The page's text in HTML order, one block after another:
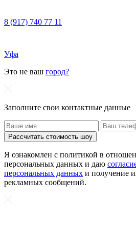
8 (917) 740 77 11
Уфа
Это не ваш город?
Заполните свои контактные данные
Рассчитать стоимость шоу
Я ознакомлен с политикой в
персональных данных и даю
персональных данных и получение
рекламных сообщений.